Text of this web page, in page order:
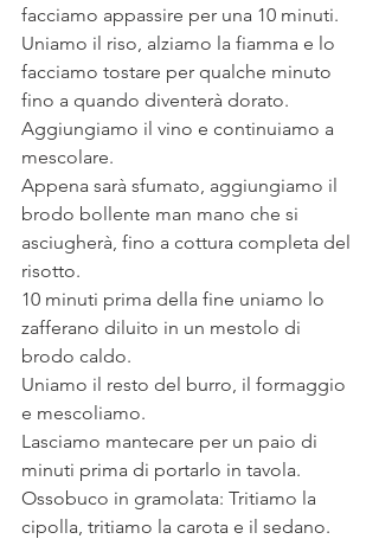
facciamo appassire per una 10 minuti.
Uniamo il riso, alziamo la fiamma e lo
facciamo tostare per qualche minuto
fino a quando diventerà dorato.
Aggiungiamo il vino e continuiamo a
mescolare.
Appena sarà sfumato, aggiungiamo il
brodo bollente man mano che si
asciugherà, fino a cottura completa del
risotto.
10 minuti prima della fine uniamo lo
zafferano diluito in un mestolo di
brodo caldo.
Uniamo il resto del burro, il formaggio
e mescoliamo.
Lasciamo mantecare per un paio di
minuti prima di portarlo in tavola.
Ossobuco in gramolata: Tritiamo la
cipolla, tritiamo la carota e il sedano.